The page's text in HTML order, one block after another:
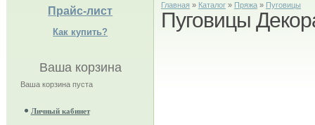
Прайс-лист
Как купить?
Ваша корзина
Ваша корзина пуста
Личный кабинет
Главная » Каталог» Пряжа» Пуговицы
Пуговицы